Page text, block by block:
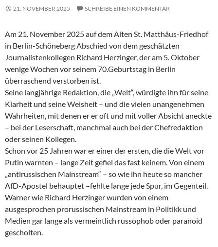
21. NOVEMBER 2025 SCHREIBE EINEN KOMMENTAR
Am 21. November 2025 auf dem Alten St. Matthäus-Friedhof
in Berlin-Schöneberg Abschied von dem geschätzten
Journalistenkollegen Richard Herzinger, der am 5. Oktober
wenige Wochen vor seinem 70.Geburtstag in Berlin
überraschend verstorben ist.
Seine langjährige Redaktion, die „Welt“, würdigte ihn für seine
Klarheit und seine Weisheit – und die vielen unangenehmen
Wahrheiten, mit denen er er oft und mit voller Absicht aneckte
– bei der Leserschaft, manchmal auch bei der Chefredaktion
oder seinen Kollegen.
Schon vor 25 Jahren war er einer der ersten, die die Welt vor
Putin warnten – lange Zeit gefiel das fast keinem. Von einem
„antirussischen Mainstream“ – so wie ihn heute so mancher
AfD-Apostel behauptet –fehlte lange jede Spur, im Gegenteil.
Warner wie Richard Herzinger wurden von einem
ausgesprochen prorussischen Mainstream in Politikk und
Medien gar lange als vermeintlich russophob oder paranoid
gescholten.